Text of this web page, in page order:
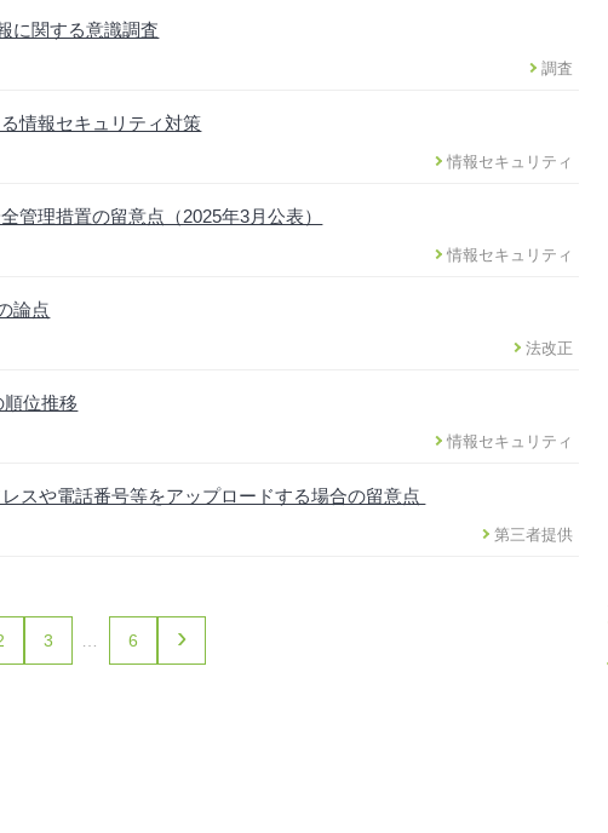
に関する意識調査
調査
情報セキュリティ対策
情報セキュリティ
管理措置の留意点（2025年3月公表）
情報セキュリティ
論点
法改正
位推移
情報セキュリティ
スや電話番号等をアップロードする場合の留意点
第三者提供
3 6 ›